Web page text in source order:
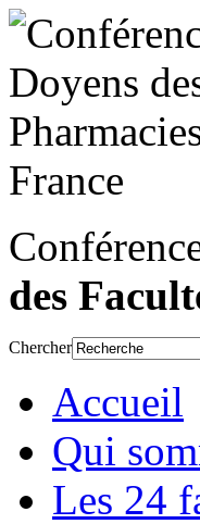
des
Chercher
Accueil
Qui
Les 24